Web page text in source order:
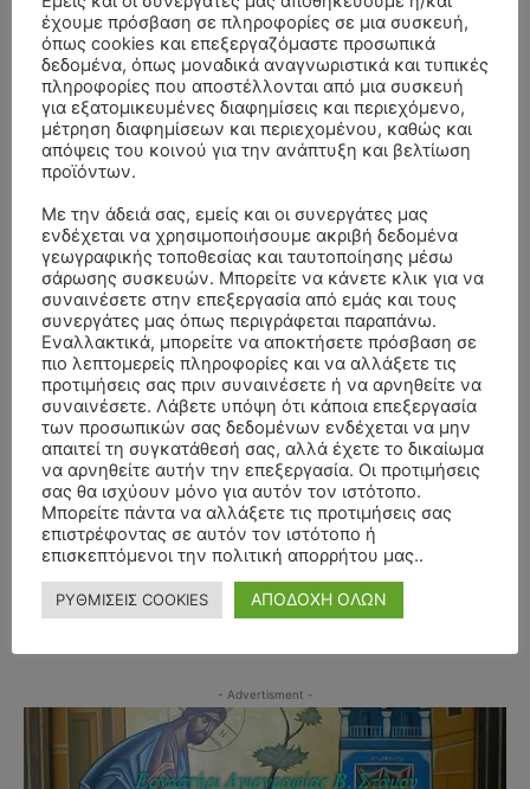
- Advertisment -
- Advertisment -
έχουμε πρόσβαση σε πληροφορίες σε μια συσκευή,
όπως cookies και επεξεργαζόμαστε προσωπικά
δεδομένα, όπως μοναδικά αναγνωριστικά και τυπικές
πληροφορίες που αποστέλλονται από μια συσκευή
για εξατομικευμένες διαφημίσεις και περιεχόμενο,
μέτρηση διαφημίσεων και περιεχομένου, καθώς και
απόψεις του κοινού για την ανάπτυξη και βελτίωση
προϊόντων.
Με την άδειά σας, εμείς και οι συνεργάτες μας
ενδέχεται να χρησιμοποιήσουμε ακριβή δεδομένα
γεωγραφικής τοποθεσίας και ταυτοποίησης μέσω
σάρωσης συσκευών. Μπορείτε να κάνετε κλικ για να
συναινέσετε στην επεξεργασία από εμάς και τους
συνεργάτες μας όπως περιγράφεται παραπάνω.
Εναλλακτικά, μπορείτε να αποκτήσετε πρόσβαση σε
πιο λεπτομερείς πληροφορίες και να αλλάξετε τις
προτιμήσεις σας πριν συναινέσετε ή να αρνηθείτε να
συναινέσετε. Λάβετε υπόψη ότι κάποια επεξεργασία
των προσωπικών σας δεδομένων ενδέχεται να μην
απαιτεί τη συγκατάθεσή σας, αλλά έχετε το δικαίωμα
να αρνηθείτε αυτήν την επεξεργασία. Οι προτιμήσεις
σας θα ισχύουν μόνο για αυτόν τον ιστότοπο.
Μπορείτε πάντα να αλλάξετε τις προτιμήσεις σας
επιστρέφοντας σε αυτόν τον ιστότοπο ή
επισκεπτόμενοι την πολιτική απορρήτου μας..
ΡΥΘΜΙΣΕΙΣ COOKIES ΑΠΟΔΟΧΗ ΟΛΩΝ